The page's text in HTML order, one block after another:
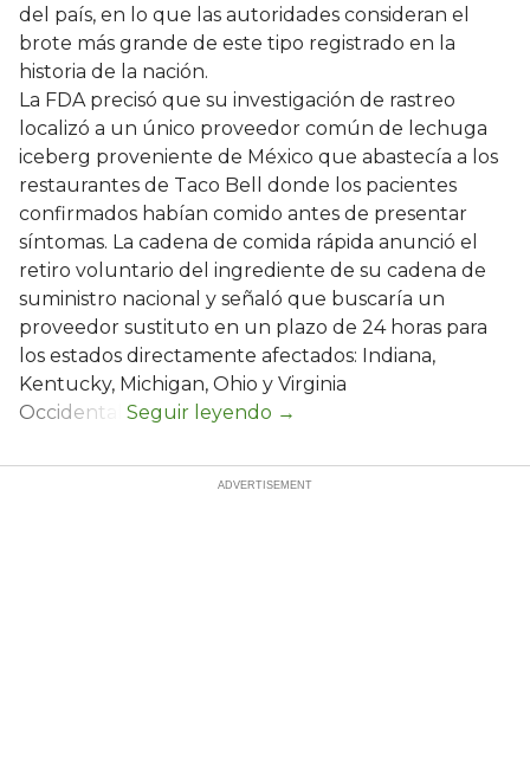
del país, en lo que las autoridades consideran el
brote más grande de este tipo registrado en la
historia de la nación.
La FDA precisó que su investigación de rastreo
localizó a un único proveedor común de lechuga
iceberg proveniente de México que abastecía a los
restaurantes de Taco Bell donde los pacientes
confirmados habían comido antes de presentar
síntomas. La cadena de comida rápida anunció el
retiro voluntario del ingrediente de su cadena de
suministro nacional y señaló que buscaría un
proveedor sustituto en un plazo de 24 horas para
los estados directamente afectados: Indiana,
Kentucky, Michigan, Ohio y Virginia
Occidental.